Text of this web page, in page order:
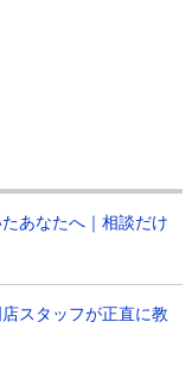
あなたへ｜相談だけ
スタッフが正直に教